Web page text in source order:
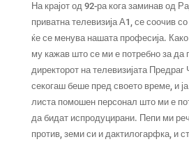
На крајот од 92-ра кога заминав од
приватна телевизија А1, се соочив
ќе се менува нашата професија.
му кажав што се ми е потребно за да
директорот на телевизијата Предраг
секогаш беше пред своето време, и
листа помошен персонал што ми е
да бидат испродуцирани. Пепи ми
против, земи си и дактилогарфка, и